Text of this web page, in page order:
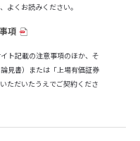
よくお読みください。
項
ト記載の注意事項のほか、そ
見書）または「上場有価証券
ただいたうえでご契約くださ